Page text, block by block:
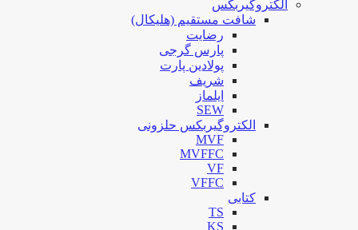
الکتروگیربکس
شافت مستقیم (هلیکال)
رضایت
پارس گرجی
پولادین پارت
شریف
ایلماز
SEW
الکتروگیربکس حلزونی
MVF
MVFFC
VF
VFFC
کتابی
TS
KS